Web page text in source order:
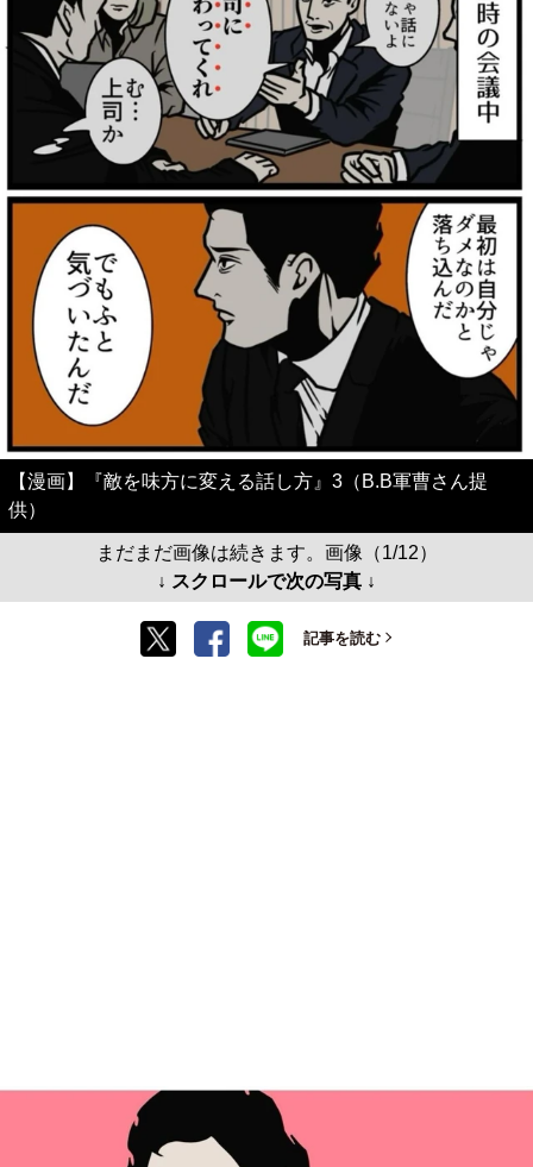
【漫画】『敵を味方に変える話し方』3（B.B軍曹さん提
供）
まだまだ画像は続きます。画像（1/12）
↓ スクロールで次の写真 ↓
記事を読む